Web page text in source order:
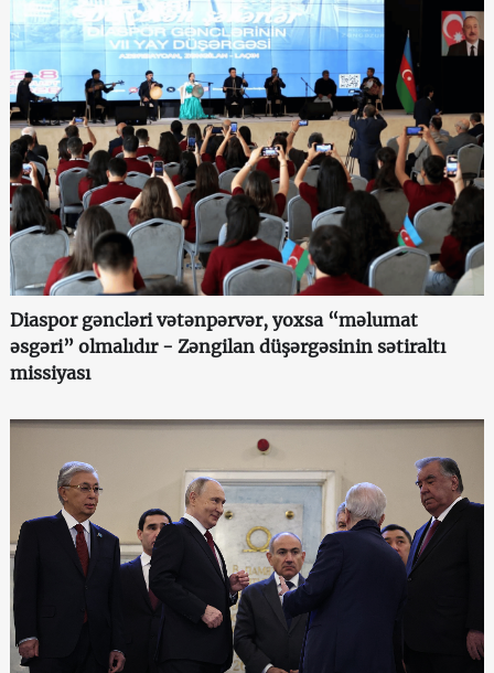
Diaspor gəncləri vətənpərvər, yoxsa “məlumat
əsgəri” olmalıdır - Zəngilan düşərgəsinin sətiraltı
missiyası